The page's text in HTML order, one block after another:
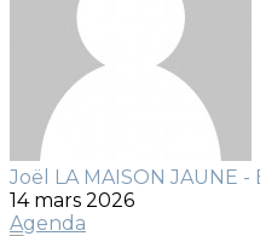
Joël LA MAISON JAUNE -
14 mars 2026
Agenda